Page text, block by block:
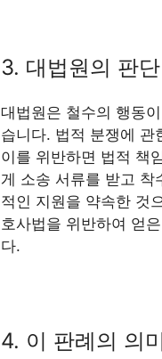
3. 대법원의 판단
대법원은 철수의 행동
습니다. 법적 분쟁에 관
이를 위반하면 법적 책
게 소송 서류를 받고 착
적인 지원을 약속한 것
호사법을 위반하여 얻
다.
4. 이 판례의 의